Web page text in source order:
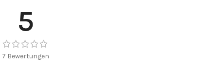
5
7 Bewertungen